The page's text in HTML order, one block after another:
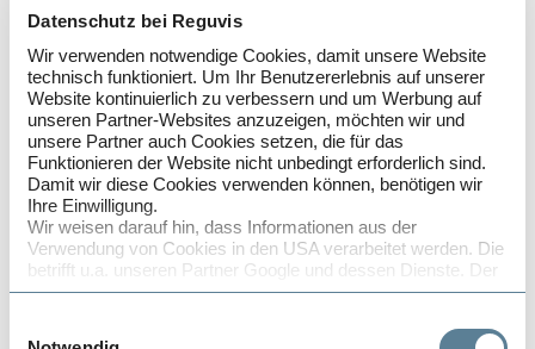
Datenschutz bei Reguvis
Wir verwenden notwendige Cookies, damit unsere Website
technisch funktioniert. Um Ihr Benutzererlebnis auf unserer
Website kontinuierlich zu verbessern und um Werbung auf
unseren Partner-Websites anzuzeigen, möchten wir und
unsere Partner auch Cookies setzen, die für das
Funktionieren der Website nicht unbedingt erforderlich sind.
Damit wir diese Cookies verwenden können, benötigen wir
Ihre Einwilligung.
Wir weisen darauf hin, dass Informationen aus der
Verwendung von Cookies in den USA verarbeitet werden. Die
betrifft u.a. unseren Partner Google und dessen Dienste. Der
Schutz von personenbezogenen Daten in den USA entspricht
durchsetzbare Rechte, die den Schutz Ihrer Daten gegen den